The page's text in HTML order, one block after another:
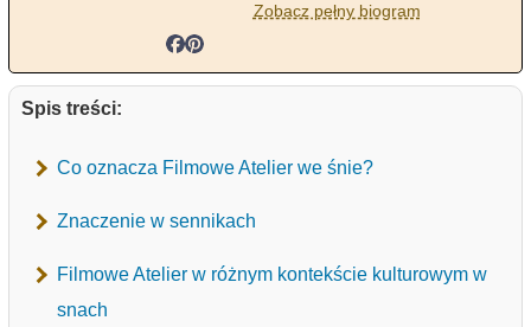
Zobacz pełny biogram
Spis treści:
Co oznacza Filmowe Atelier we śnie?
Znaczenie w sennikach
Filmowe Atelier w różnym kontekście kulturowym w
snach